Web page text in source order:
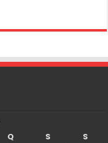
Q S
S